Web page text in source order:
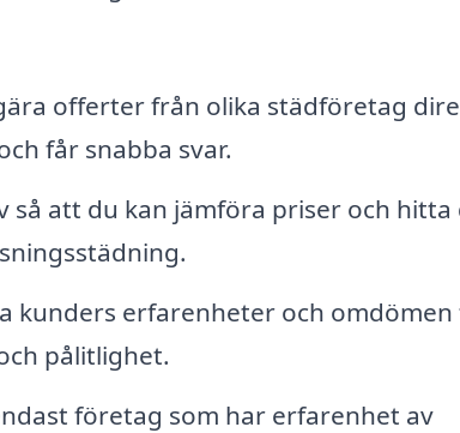
offerter från olika städföretag
får snabba svar.
så att du kan jämföra priser och hitta
kunders erfarenheter och
pålitlighet.
företag som har erfarenhet av